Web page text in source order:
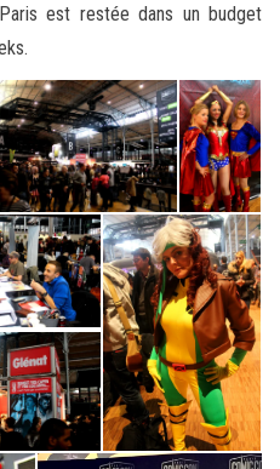
est restée dans un budget